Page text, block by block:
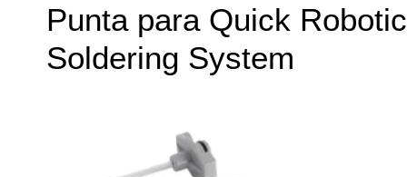
Punta para Quick Robotic
Soldering System